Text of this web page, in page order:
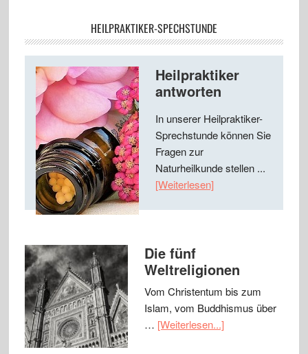
HEILPRAKTIKER-SPECHSTUNDE
Heilpraktiker
antworten
In unserer Heilpraktiker-
Sprechstunde können Sie
Fragen zur
Naturheilkunde stellen ...
[Weiterlesen]
Die fünf
Weltreligionen
Vom Christentum bis zum
Islam, vom Buddhismus über
… [Weiterlesen...]